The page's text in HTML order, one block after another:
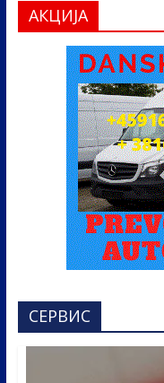
АКЦИЈА
СЕРВИС